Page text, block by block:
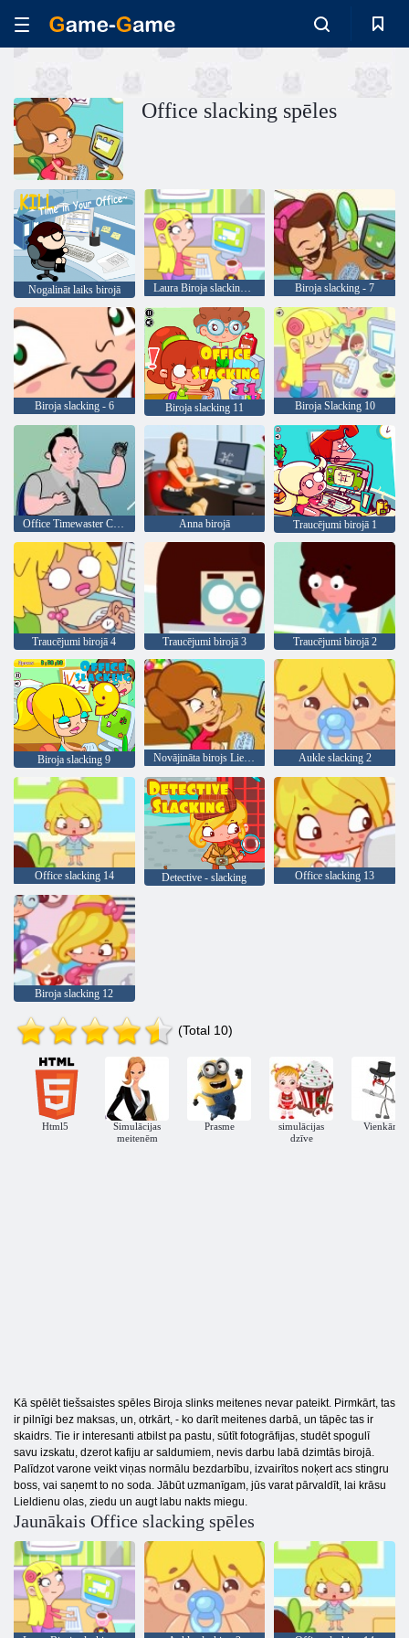
Office slacking spēles
Nogalināt laiks birojā Laura Biroja slacking Off Biroja slacking - 7
Biroja slacking - 6 Biroja slacking 11 Biroja Slacking 10
Office Timewaster Champion Anna birojā Traucējumi birojā 1
Traucējumi birojā 4 Traucējumi birojā 3 Traucējumi birojā 2
Biroja slacking 9 Novājināta birojs Lieldienu Edition 8 Aukle slacking 2
Office slacking 14 Detective - slacking Office slacking 13
Biroja slacking 12
(Total 10)
Html5
Simulācijas
meitenēm
Prasme
simulācijas
dzīve
Vienkāršs
Kā spēlēt tiešsaistes spēles Biroja slinks meitenes nevar pateikt. Pirmkārt, tas
ir pilnīgi bez maksas, un, otrkārt, - ko darīt meitenes darbā, un tāpēc tas ir
skaidrs. Tie ir interesanti atbilst pa pastu, sūtīt fotogrāfijas, studēt spogulī
savu izskatu, dzerot kafiju ar saldumiem, nevis darbu labā dzimtās birojā.
Palīdzot varone veikt viņas normālu bezdarbību, izvairītos noķert acs stingru
boss, vai saņemt to no soda. Jābūt uzmanīgam, jūs varat pārvaldīt, lai krāsu
Lieldienu olas, ziedu un augt labu nakts miegu.
Jaunākais Office slacking spēles